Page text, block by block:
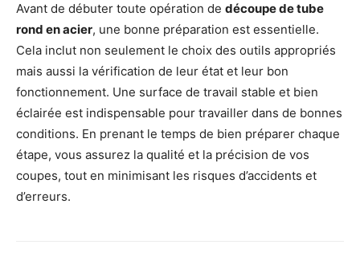
Avant de débuter toute opération de découpe de tube
rond en acier, une bonne préparation est essentielle.
Cela inclut non seulement le choix des outils appropriés
mais aussi la vérification de leur état et leur bon
fonctionnement. Une surface de travail stable et bien
éclairée est indispensable pour travailler dans de bonnes
conditions. En prenant le temps de bien préparer chaque
étape, vous assurez la qualité et la précision de vos
coupes, tout en minimisant les risques d’accidents et
d’erreurs.